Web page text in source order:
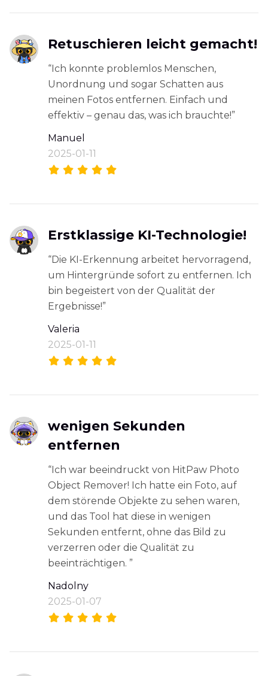
Retuschieren leicht gemacht!
“Ich konnte problemlos Menschen,
Unordnung und sogar Schatten aus
meinen Fotos entfernen. Einfach und
effektiv – genau das, was ich brauchte!”
Manuel
2025-01-11
Erstklassige KI-Technologie!
“Die KI-Erkennung arbeitet hervorragend,
um Hintergründe sofort zu entfernen. Ich
bin begeistert von der Qualität der
Ergebnisse!”
Valeria
2025-01-11
wenigen Sekunden
entfernen
“Ich war beeindruckt von HitPaw Photo
Object Remover! Ich hatte ein Foto, auf
dem störende Objekte zu sehen waren,
und das Tool hat diese in wenigen
Sekunden entfernt, ohne das Bild zu
verzerren oder die Qualität zu
beeinträchtigen. ”
Nadolny
2025-01-07